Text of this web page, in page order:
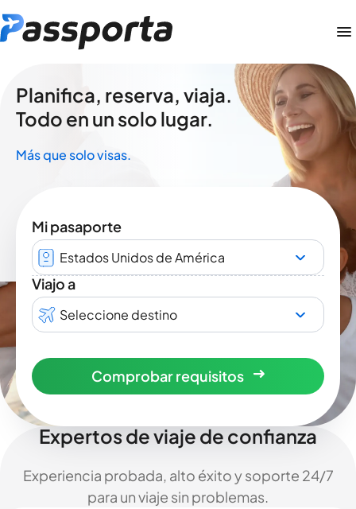
Planifica, reserva, viaja.
Todo en un solo lugar.
Más que solo visas.
Mi pasaporte
Estados Unidos de América
Viajo a
Seleccione destino
Comprobar requisitos
Expertos de viaje de confianza
Experiencia probada, alto éxito y soporte 24/7
para un viaje sin problemas.